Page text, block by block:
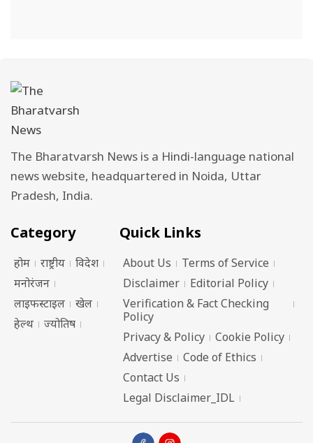
The Bharatvarsh News is a Hindi-language national
news website, headquartered in Noida, Uttar
Pradesh, India.
Category
होम राष्ट्रीय
विदेश
मनोरंजन
लाइफस्टाइल
खेल
हेल्थ
ज्योतिष
Quick Links
About Us
Terms of Service
Disclaimer
Editorial Policy
Verification & Fact Checking
Policy
Privacy & Policy
Cookie Policy
Advertise
Code of Ethics
Contact Us
Legal Disclaimer_IDL